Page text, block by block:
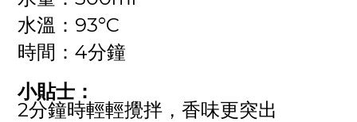
水溫：93°C
時間：4分鐘
小貼士：
2分鐘時輕輕攪拌，香味更突出